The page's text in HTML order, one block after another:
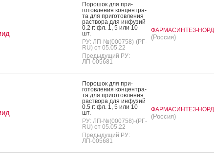
По­рошок для при­
готов­ле­ния кон­цен­тра­
та для при­готов­ле­ния
рас­тво­ра для ин­фу­зий
0.2 г: фл. 1, 5 или 10
шт.
РУ: ЛП-№(000758)-(РГ-
RU) от 05.05.22
Предыдущий РУ:
ЛП-005681
ФАРМАСИНТЕЗ-НОРД
(Россия)
По­рошок для при­
готов­ле­ния кон­цен­тра­
та для при­готов­ле­ния
рас­тво­ра для ин­фу­зий
0.5 г: фл. 1, 5 или 10
шт.
РУ: ЛП-№(000758)-(РГ-
RU) от 05.05.22
Предыдущий РУ:
ЛП-005681
ФАРМАСИНТЕЗ-НОРД
(Россия)